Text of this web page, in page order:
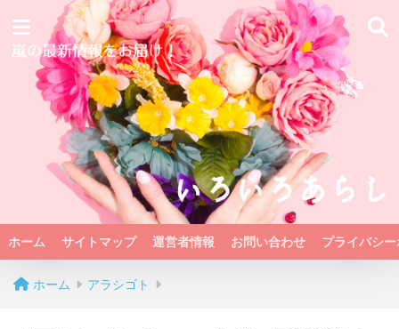
ホーム サイトマップ 運営者情報 お問い合わせ プライバシ
ホーム アラシゴト